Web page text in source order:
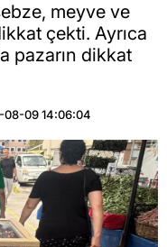
meyve ve
çekti. Ayrıca
pazarın dikkat
08-09 14:06:04